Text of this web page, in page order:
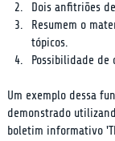
Dois anfitriões
Resumem o
tópicos.
Possibilidade de
Um exemplo dessa
demonstrado
boletim informativo